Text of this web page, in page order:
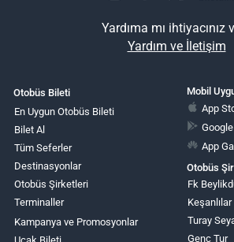
Yardıma mı ihtiyacınız
Yardım ve İletişim
Otobüs Bileti
En Uygun Otobüs Bileti
Bilet Al
Tüm Seferler
Destinasyonlar
Otobüs Şirketleri
Terminaller
Kampanya ve Promosyonlar
Mobil
App
App
Otobüs
Fk
Keşanlılar
Turay
Genç Tur